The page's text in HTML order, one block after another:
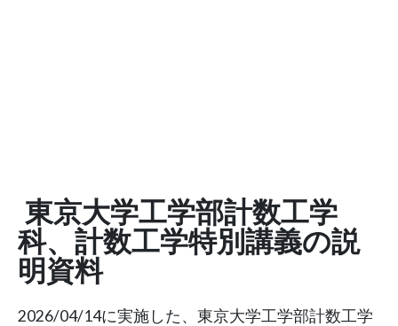
東京大学工学部計数工学
科、計数工学特別講義の説
明資料
2026/04/14に実施した、東京大学工学部計数工学